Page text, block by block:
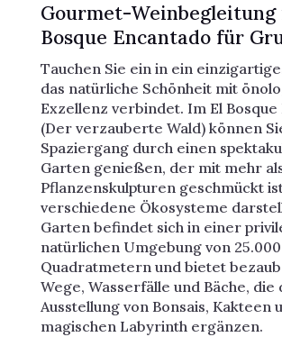
Gourmet-Weinbegleitung
Bosque Encantado für
Tauchen Sie ein in ein
das natürliche Schönheit mit
Exzellenz verbindet. Im El Bosque
(Der verzauberte Wald) können
Spaziergang durch einen
Garten genießen, der mit mehr
Pflanzenskulpturen geschmückt
verschiedene Ökosysteme
Garten befindet sich in einer
natürlichen Umgebung von 25.000
Quadratmetern und bietet
Wege, Wasserfälle und Bäche, die
Ausstellung von Bonsais, Kakteen
magischen Labyrinth ergänzen.